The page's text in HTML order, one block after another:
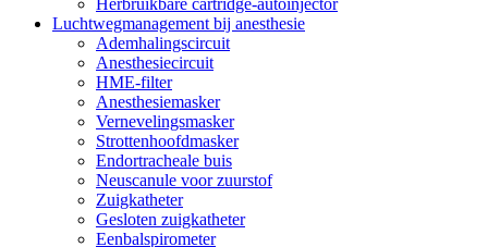
Luchtwegmanagement bij anesthesie
Ademhalingscircuit
Anesthesiecircuit
HME-filter
Anesthesiemasker
Vernevelingsmasker
Strottenhoofdmasker
Endortracheale buis
Neuscanule voor zuurstof
Zuigkatheter
Gesloten zuigkatheter
Eenbalspirometer